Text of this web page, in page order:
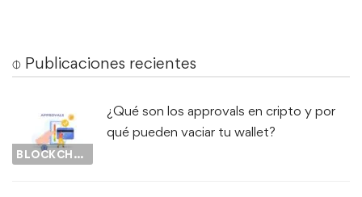
⌽ Publicaciones recientes
BLOCKCHAIN
¿Qué son los approvals en cripto y por
qué pueden vaciar tu wallet?